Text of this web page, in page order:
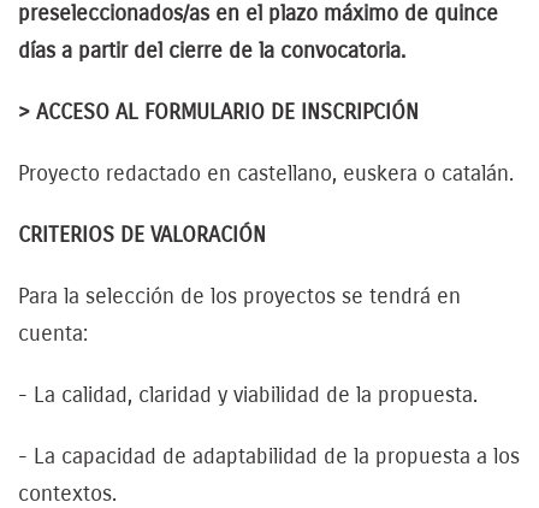
preseleccionados/as en el plazo máximo de quince
días a partir del cierre de la convocatoria.
> ACCESO AL FORMULARIO DE INSCRIPCIÓN
Proyecto redactado en castellano, euskera o catalán.
CRITERIOS DE VALORACIÓN
Para la selección de los proyectos se tendrá en
cuenta:
- La calidad, claridad y viabilidad de la propuesta.
- La capacidad de adaptabilidad de la propuesta a los
contextos.